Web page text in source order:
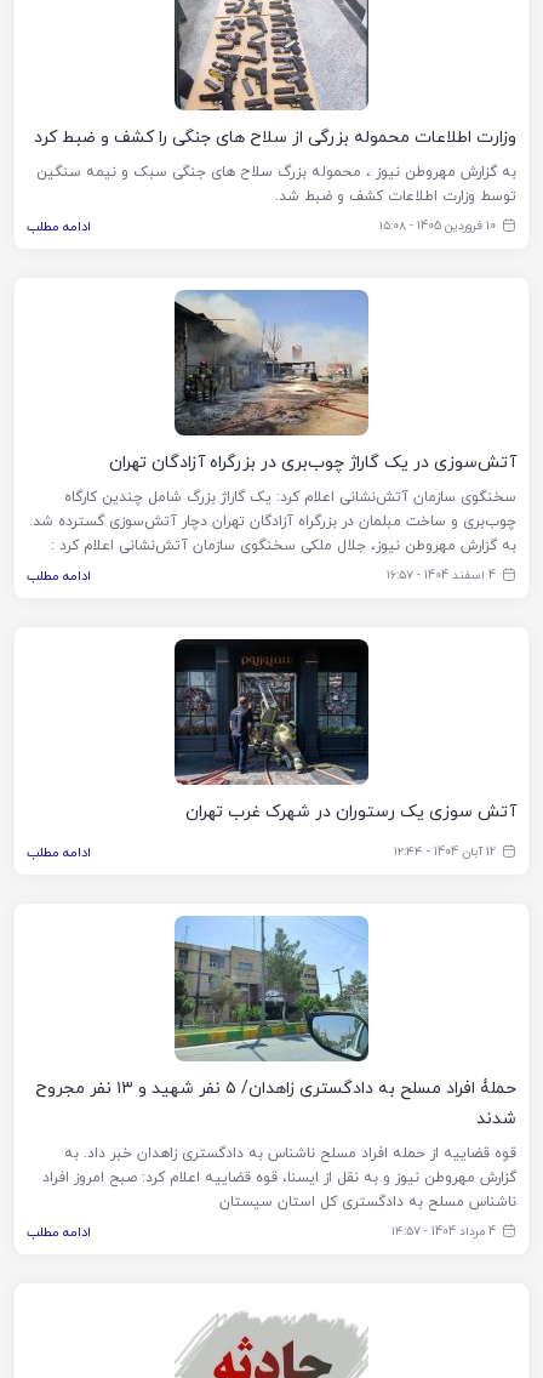
وزارت اطلاعات محموله بزرگی از سلاح های جنگی را کشف و ضبط کرد
به گزارش مهروطن نیوز ، محموله بزرگ سلاح های جنگی سبک و نیمه سنگین
توسط وزارت اطلاعات کشف و ضبط شد.
10 فروردین 1405 - ۱۵:۰۸ ادامه مطلب
آتش‌سوزی در یک گاراژ چوب‌بری در بزرگراه آزادگان تهران
سخنگوی سازمان آتش‌نشانی اعلام کرد: یک گاراژ بزرگ شامل چندین کارگاه
چوب‌بری و ساخت مبلمان در بزرگراه آزادگان تهران دچار آتش‌سوزی گسترده شد.
به گزارش مهروطن نیوز، جلال ملکی سخنگوی سازمان آتش‌نشانی اعلام کرد :
4 اسفند 1404 - ۱۶:۵۷ ادامه مطلب
آتش سوزی یک رستوران در شهرک غرب تهران
12 آبان 1404 - ۱۲:۴۴ ادامه مطلب
حملۀ افراد مسلح به دادگستری زاهدان/ ۵ نفر شهید و ۱۳ نفر مجروح
شدند
قوه قضاییه از حمله افراد مسلح ناشناس به دادگستری زاهدان خبر داد. به
گزارش مهروطن نیوز و به نقل از ایسنا، قوه قضاییه اعلام کرد: صبح امروز افراد
ناشناس مسلح به دادگستری کل استان سیستان
4 مرداد 1404 - ۱۴:۵۷ ادامه مطلب